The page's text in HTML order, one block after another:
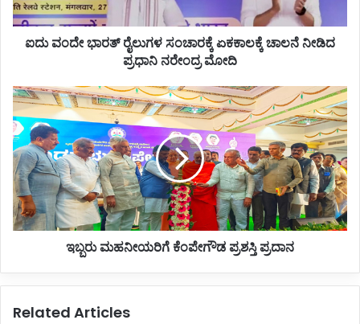
ನೀಡಿದ
ಪ್ರಧಾನಿ
ನರೇಂದ್ರ
ಐದು ವಂದೇ ಭಾರತ್ ರೈಲುಗಳ ಸಂಚಾರಕ್ಕೆ ಏಕಕಾಲಕ್ಕೆ ಚಾಲನೆ ನೀಡಿದ
ಪ್ರಧಾನಿ ನರೇಂದ್ರ ಮೋದಿ
ಇಬ್ಬರು
ಮಹನೀಯರಿಗೆ
ಕೆಂಪೇಗೌಡ
ಪ್ರಶಸ್ತಿ
ಪ್ರದಾನ
ಇಬ್ಬರು ಮಹನೀಯರಿಗೆ ಕೆಂಪೇಗೌಡ ಪ್ರಶಸ್ತಿ ಪ್ರದಾನ
Related Articles